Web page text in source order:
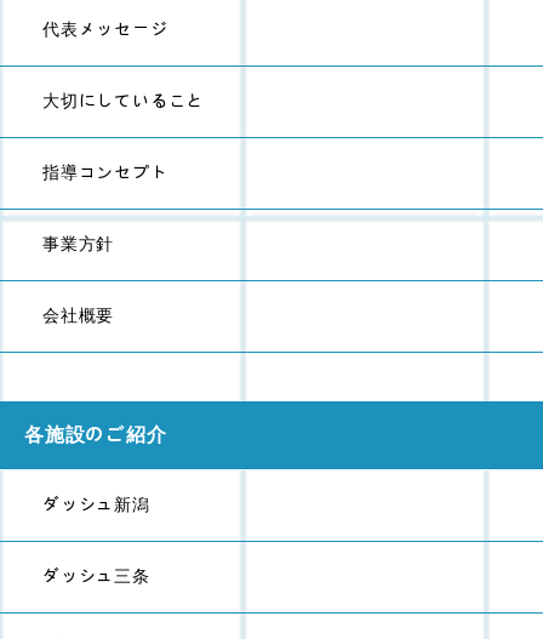
代表メッセージ
大切にしていること
指導コンセプト
事業方針
会社概要
各施設のご紹介
ダッシュ新潟
ダッシュ三条